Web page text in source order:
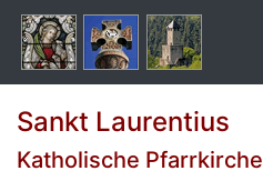
Sankt Laurentius
Katholische Pfarrkirche